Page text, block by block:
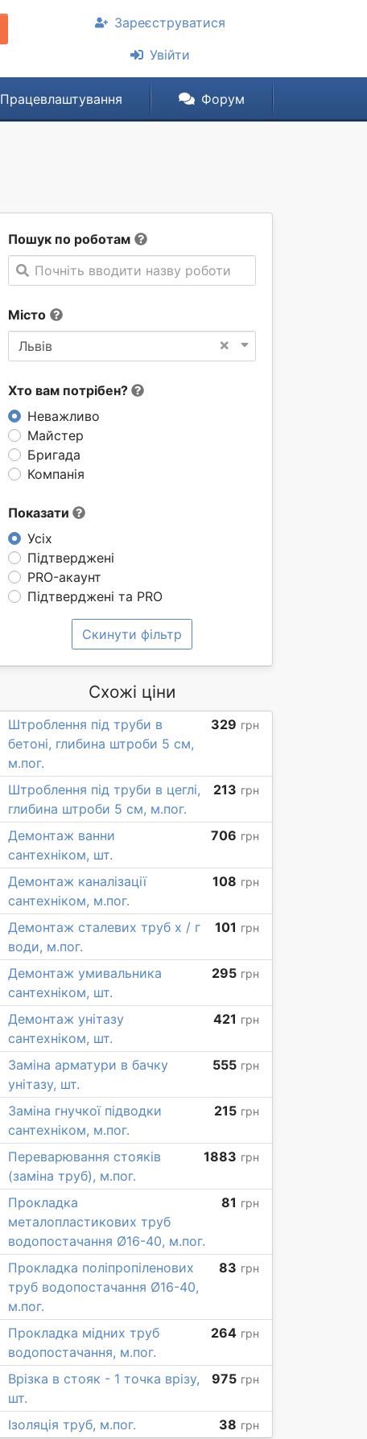
Зареєструватися
Увійти
Працевлаштування Форум
Пошук по роботам
Почніть вводити назву роботи
Місто
×
Львів
Хто вам потрібен?
Неважливо
Майстер
Бригада
Компанія
Показати
Усіх
Підтверджені
PRO-акаунт
Підтверджені та PRO
Скинути фільтр
Схожі ціни
Штроблення під труби в
бетоні, глибина штроби 5 см,
м.пог.
329 грн
Штроблення під труби в цеглі,
глибина штроби 5 см, м.пог.
213 грн
Демонтаж ванни
сантехніком, шт.
706 грн
Демонтаж каналізації
сантехніком, м.пог.
108 грн
Демонтаж сталевих труб х / г
води, м.пог.
101 грн
Демонтаж умивальника
сантехніком, шт.
295 грн
Демонтаж унітазу
сантехніком, шт.
421 грн
Заміна арматури в бачку
унітазу, шт.
555 грн
Заміна гнучкої підводки
сантехніком, м.пог.
215 грн
Переварювання стояків
(заміна труб), м.пог.
1883 грн
Прокладка
металопластикових труб
водопостачання Ø16-40, м.пог.
81 грн
Прокладка поліпропіленових
труб водопостачання Ø16-40,
м.пог.
83 грн
Прокладка мідних труб
водопостачання, м.пог.
264 грн
Врізка в стояк - 1 точка врізу,
шт.
975 грн
Ізоляція труб, м.пог. 38 грн